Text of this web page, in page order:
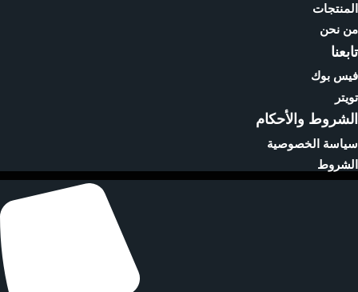
المنتجات
من نحن
تابعنا
فيس بوك
تويتر
الشروط والأحكام
سياسة الخصوصية
الشروط